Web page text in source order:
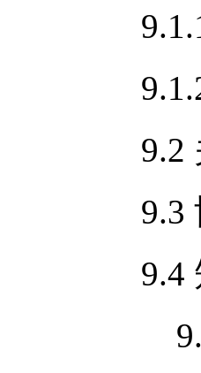
9.1.1
9.1.2
9.2
9.3
9.4